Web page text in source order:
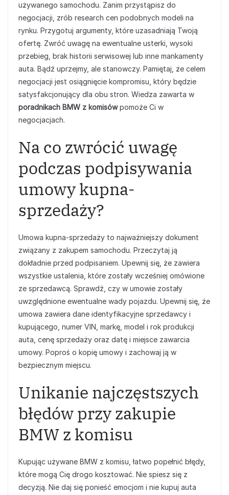
używanego samochodu. Zanim przystąpisz do
negocjacji, zrób research cen podobnych modeli na
rynku. Przygotuj argumenty, które uzasadniają Twoją
ofertę. Zwróć uwagę na ewentualne usterki, wysoki
przebieg, brak historii serwisowej lub inne mankamenty
auta. Bądź uprzejmy, ale stanowczy. Pamiętaj, że celem
negocjacji jest osiągnięcie kompromisu, który będzie
satysfakcjonujący dla obu stron. Wiedza zawarta w
poradnikach BMW z komisówpomoże Ci w
negocjacjach.
Na co zwrócić uwagę
podczas podpisywania
umowy kupna-
sprzedaży?
Umowa kupna-sprzedaży to najważniejszy dokument
związany z zakupem samochodu. Przeczytaj ją
dokładnie przed podpisaniem. Upewnij się, że zawiera
wszystkie ustalenia, które zostały wcześniej omówione
ze sprzedawcą. Sprawdź, czy w umowie zostały
uwzględnione ewentualne wady pojazdu. Upewnij się, że
umowa zawiera dane identyfikacyjne sprzedawcy i
kupującego, numer VIN, markę, model i rok produkcji
auta, cenę sprzedaży oraz datę i miejsce zawarcia
umowy. Poproś o kopię umowy i zachowaj ją w
bezpiecznym miejscu.
Unikanie najczęstszych
błędów przy zakupie
BMW z komisu
Kupując używane BMW z komisu, łatwo popełnić błędy,
które mogą Cię drogo kosztować. Nie spiesz się z
decyzją. Nie daj się ponieść emocjom i nie kupuj auta